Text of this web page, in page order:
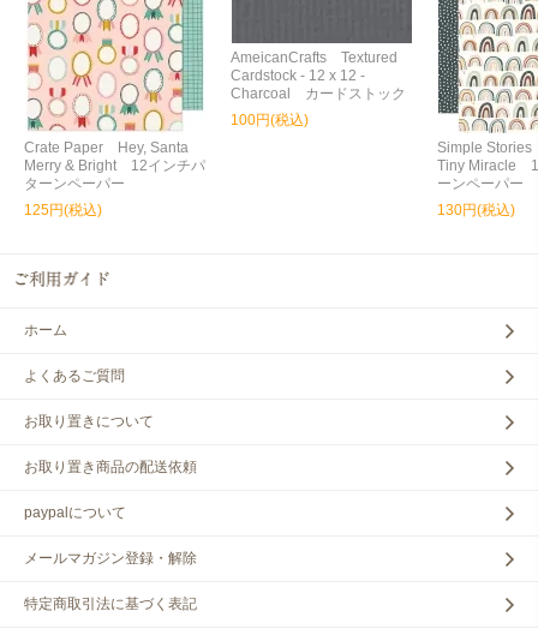
Crate Paper Hey, Santa
Merry & Bright 12インチパ
ターンペーパー
125円(税込)
AmeicanCrafts Textured
Cardstock - 12 x 12 -
Charcoal カードストック
100円(税込)
Simple
Tiny Miracle
ーンペーパー
130円(税込)
ホーム
よくあるご質問
お取り置きについて
お取り置き商品の配送依頼
paypalについて
メールマガジン登録・解除
特定商取引法に基づく表記